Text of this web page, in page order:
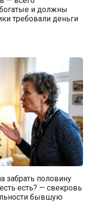
и должны
требовали деньги
забрать половину
есть? — свекровь
бывшую